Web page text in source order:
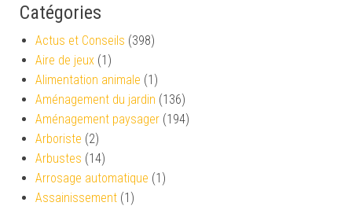
Catégories
Actus et Conseils (398)
Aire de jeux (1)
Alimentation animale (1)
Aménagement du jardin (136)
Aménagement paysager (194)
Arboriste (2)
Arbustes (14)
Arrosage automatique (1)
Assainissement (1)